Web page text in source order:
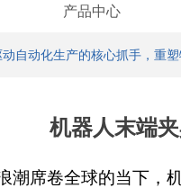
产品中心
自动化生产的核心抓手，重
机器人末端
潮席卷全球的当下，